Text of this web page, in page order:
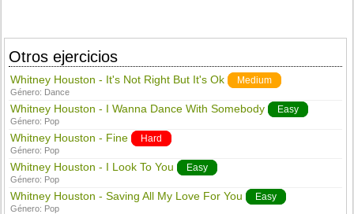
Otros ejercicios
Whitney Houston - It's Not Right But It's Ok Medium
Género: Dance
Whitney Houston - I Wanna Dance With Somebody Easy
Género: Pop
Whitney Houston - Fine Hard
Género: Pop
Whitney Houston - I Look To You Easy
Género: Pop
Whitney Houston - Saving All My Love For You Easy
Género: Pop